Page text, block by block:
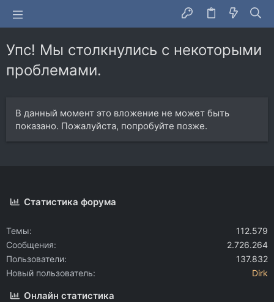
Упс! Мы столкнулись с некоторыми
проблемами.
В данный момент это вложение не может быть
показано. Пожалуйста, попробуйте позже.
Статистика форума
Темы
112.579
Сообщения
2.726.264
Пользователи
137.832
Новый пользователь
Dirk
Онлайн статистика